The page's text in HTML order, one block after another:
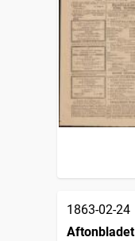
1863-02-24
Aftonbladet